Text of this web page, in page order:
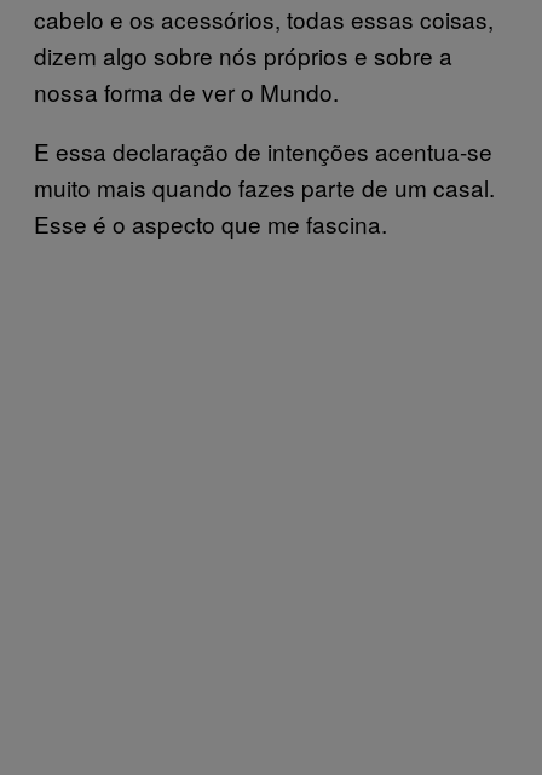
cabelo e os acessórios, todas essas coisas,
dizem algo sobre nós próprios e sobre a
nossa forma de ver o Mundo.
E essa declaração de intenções acentua-se
muito mais quando fazes parte de um casal.
Esse é o aspecto que me fascina.